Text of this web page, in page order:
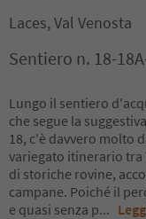
Laces, Val Venosta
Sentiero n. 18-
Lungo il sentiero
che segue la
18, c'è davvero molto
variegato itinerario tra
di storiche rovine,
campane. Poiché il
e quasi senza p...